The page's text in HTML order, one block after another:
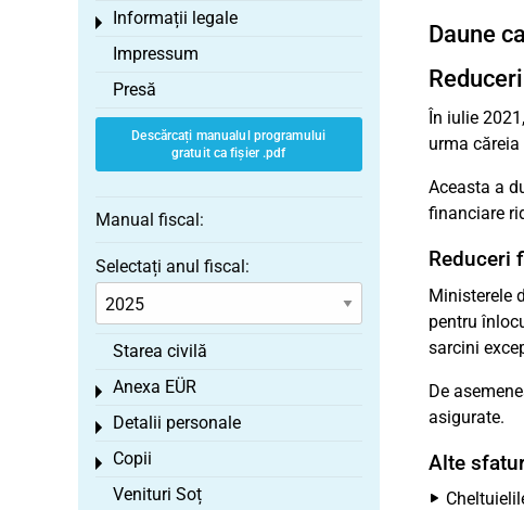
Daune
În iulie
urma
Aceasta a
financiare
Reduceri
Ministerele
pentru
sarcini
De
asigurate.
Alte
Informații legale
Toggle menu
Impressum
Presă
Descărcați manualul programului
gratuit ca fișier .pdf
Manual fiscal:
Selectați anul fiscal:
Starea civilă
Anexa EÜR
Toggle menu
Detalii personale
Toggle menu
Copii
Toggle menu
Venituri Soț